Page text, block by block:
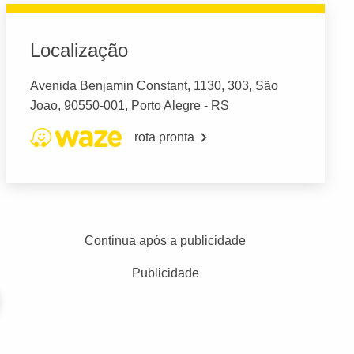
Localização
Avenida Benjamin Constant, 1130, 303, São
Joao, 90550-001, Porto Alegre - RS
rota pronta
Continua após a publicidade
Publicidade